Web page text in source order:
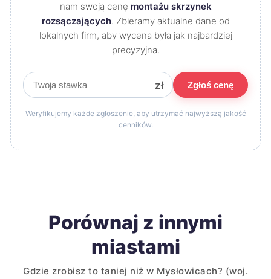
nam swoją cenę montażu skrzynek
rozsączających. Zbieramy aktualne dane od
lokalnych firm, aby wycena była jak najbardziej
precyzyjna.
zł Zgłoś cenę
Weryfikujemy każde zgłoszenie, aby utrzymać najwyższą jakość
cenników.
Porównaj z innymi
miastami
Gdzie zrobisz to taniej niż w Mysłowicach? (woj.